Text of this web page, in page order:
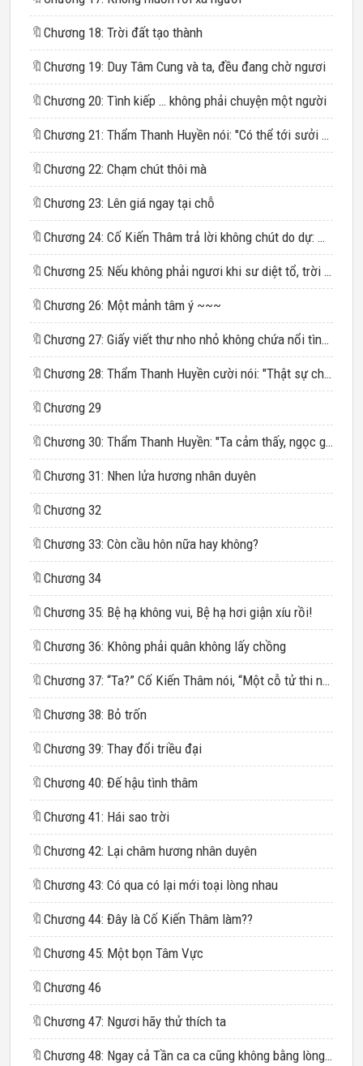
🔖 Chương 18: Trời đất tạo thành
🔖 Chương 19: Duy Tâm Cung và ta, đều đang chờ ngươi
🔖 Chương 20: Tình kiếp … không phải chuyện một người
🔖 Chương 21: Thẩm Thanh Huyền nói: "Có thể tới sưởi ấm cho ta không?”
🔖 Chương 22: Chạm chút thôi mà
🔖 Chương 23: Lên giá ngay tại chỗ
🔖 Chương 24: Cố Kiến Thâm trả lời không chút do dự: �Thích.”
🔖 Chương 25: Nếu không phải ngươi khi sư diệt tổ, trời cũng chẳng phạt tới trên đầu ngươi
🔖 Chương 26: Một mảnh tâm ý ~~~
🔖 Chương 27: Giấy viết thư nho nhỏ không chứa nổi tình ý ta dành cho ngươi
🔖 Chương 28: Thẩm Thanh Huyền cười nói: "Thật sự cho rằng ta sẽ không giết ngươi ư?”
🔖 Chương 29
🔖 Chương 30: Thẩm Thanh Huyền: "Ta cảm thấy, ngọc giản hỏng rồi!”
🔖 Chương 31: Nhen lửa hương nhân duyên
🔖 Chương 32
🔖 Chương 33: Còn cầu hôn nữa hay không?
🔖 Chương 34
🔖 Chương 35: Bệ hạ không vui, Bệ hạ hơi giận xíu rồi!
🔖 Chương 36: Không phải quân không lấy chồng
🔖 Chương 37: “Ta?” Cố Kiến Thâm nói, “Một cỗ tử thi ngoài bãi tha ma mà thôi, bò về nhân gian cũng không có chỗ để đi.”
🔖 Chương 38: Bỏ trốn
🔖 Chương 39: Thay đổi triều đại
🔖 Chương 40: Đế hậu tình thâm
🔖 Chương 41: Hái sao trời
🔖 Chương 42: Lại châm hương nhân duyên
🔖 Chương 43: Có qua có lại mới toại lòng nhau
🔖 Chương 44: Đây là Cố Kiến Thâm làm??
🔖 Chương 45: Một bọn Tâm Vực
🔖 Chương 46
🔖 Chương 47: Ngươi hãy thử thích ta
🔖 Chương 48: Ngay cả Tần ca ca cũng không bằng lòng gần gũi với Thâm Nhi sao?